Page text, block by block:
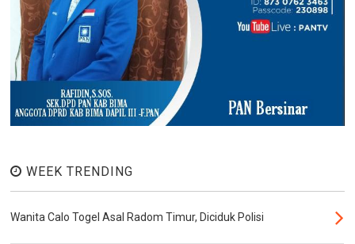
WEEK TRENDING
Wanita Calo Togel Asal Radom Timur, Diciduk Polisi